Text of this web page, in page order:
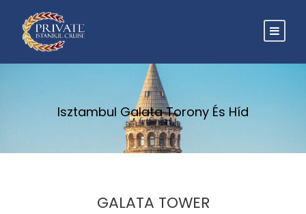
Isztambul Galata Torony És Híd
GALATA TOWER